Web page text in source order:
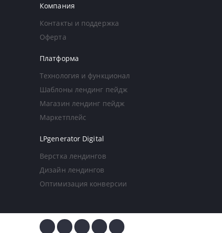
Компания
Контакты и поддержка
Оферта
Платформа
Технология и функционал
Шаблоны лендинг пейдж
Магазин лендинг пейдж
Маркетплейс
LPgenerator Digital
Верстка лендингов
Дизайн лендингов
Оптимизация конверсии